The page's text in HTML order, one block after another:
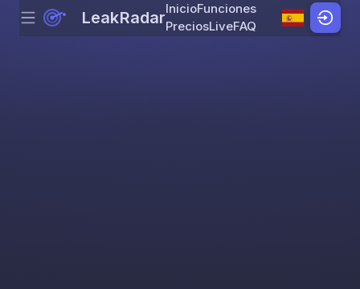
Skip to content
Menu LeakRadarInicioFunciones
PreciosLiveFAQ